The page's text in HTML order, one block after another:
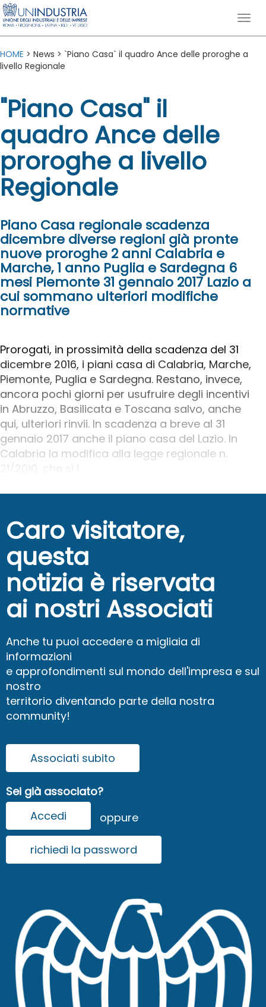
HOME > News > `Piano Casa` il quadro Ance delle proroghe a
livello Regionale
"Piano Casa" il
quadro Ance delle
proroghe a livello
Regionale
Piano Casa regionale scadenza
dicembre diverse regioni già pronte
nuove proroghe 2 anni Calabria e
Marche, 1 anno Puglia e Sardegna 6
mesi Piemonte 31 gennaio 2017 Lazio a
cui sommano ulteriori modifiche
normative
Prorogati, in prossimità della scadenza del 31
dicembre 2016, i piani casa di Calabria, Marche,
Piemonte, Puglia e Sardegna. Restano, invece,
ancora pochi giorni per usufruire degli incentivi
in Abruzzo, Basilicata e Toscana salvo, anche
qui, ulteriori rinvii. In scadenza a breve al 31
gennaio 2017 anche il piano casa del Lazio. In
Calabria la modifica alla legge regionale n.
21/2010, che si l...
Caro visitatore,
questa
notizia è riservata
ai nostri Associati
Anche tu puoi accedere a migliaia di
informazioni
e approfondimenti sul mondo dell'impresa e sul
nostro
territorio diventando parte della nostra
community!
Associati subito
Sei già associato?
Accedi
oppure
richiedi la password